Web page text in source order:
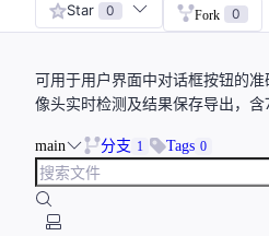
Star 0 Fork 0
可用于用户界面中对话框按钮的
像头实时检测及结果保存导出，
main 分支 1 Tags 0